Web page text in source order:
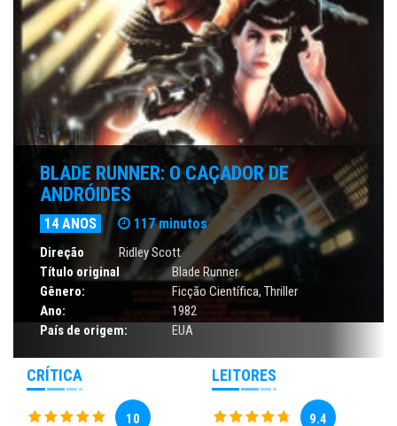
BLADE RUNNER: O CAÇADOR DE
ANDRÓIDES
14 ANOS 117 minutos
Direção
Ridley Scott
Título original
Blade Runner
Gênero:
Ficção Científica, Thriller
Ano:
1982
País de origem:
EUA
CRÍTICA
10
LEITORES
9.4